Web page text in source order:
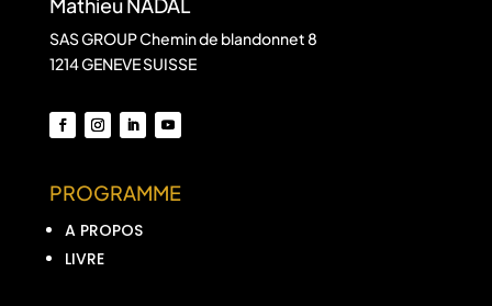
Mathieu NADAL
SAS GROUP Chemin de blandonnet 8
1214 GENEVE SUISSE
PROGRAMME
A PROPOS
LIVRE